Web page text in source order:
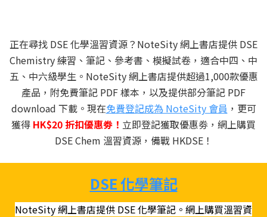
正在尋找 DSE 化學溫習資源？NoteSity 網上書店提供 DSE
Chemistry 練習、筆記、參考書、模擬試卷，適合中四、中
五、中六級學生。NoteSity 網上書店提供超過1,000款優惠
產品，附免費筆記 PDF 樣本，以及提供部分筆記 PDF
download 下載。現在免費登記成為 NoteSity 會員 ，更可
獲得 HK$20 折扣優惠劵！ 立即登記獲取優惠劵，網上購買
DSE Chem 溫習資源，備戰 HKDSE！
DSE 化學筆記
NoteSity 網上書店提供 DSE 化學筆記。網上購買溫習資